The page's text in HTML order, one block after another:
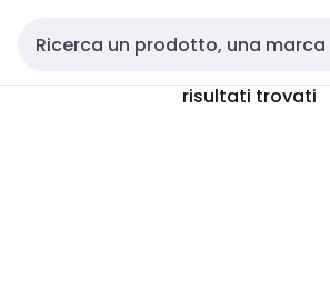
Cerca input
risultati trovati